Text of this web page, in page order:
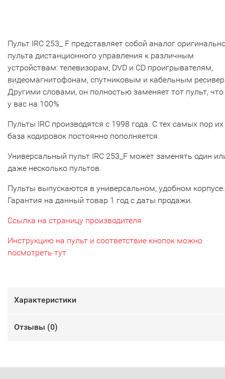
Пульт IRC 253_ F представляет собой аналог
пульта дистанционного управления к различным
устройствам: телевизорам, DVD и CD проигрывателям,
видеомагнитофонам, спутниковым и кабельным
Другими словами, он полностью заменяет тот пульт,
у вас на 100%
Пульты IRC производятся с 1998 года. С тех самых пор их
база кодировок постоянно пополняется.
Универсальный пульт IRC 253_F может заменять один
даже несколько пультов.
Пульты выпускаются в универсальном, удобном корпусе.
Гарантия на данный товар 1 год с даты продажи.
Ссылка на страницу производителя
Инструкцию на пульт и соответствие кнопок можно
посмотреть тут
Характеристики
Отзывы (0)